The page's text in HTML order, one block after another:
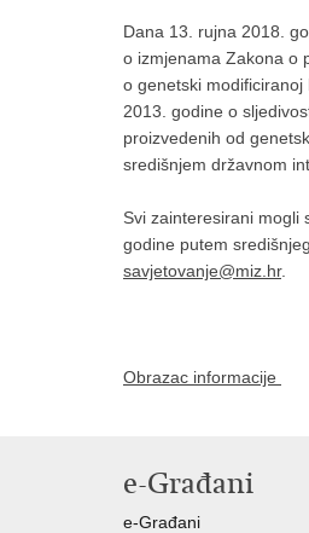
Dana 13. rujna 2018.
o izmjenama Zakona o
o genetski
2013. godine o
proizvedenih od
središnjem državnom
Svi zainteresirani mogli
godine putem
savjetovanje@miz.hr.
Obrazac informacije
e-Građani
e-Građani